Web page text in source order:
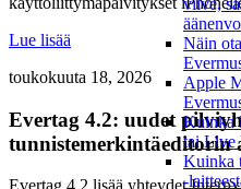
viive,
Näin
Apple
Kuinka
tai Live
Kuinka
-
Lue lisää
toukokuuta 18, 2026
Evertag 4.2: uudet
tunnistemerkintäeditorin